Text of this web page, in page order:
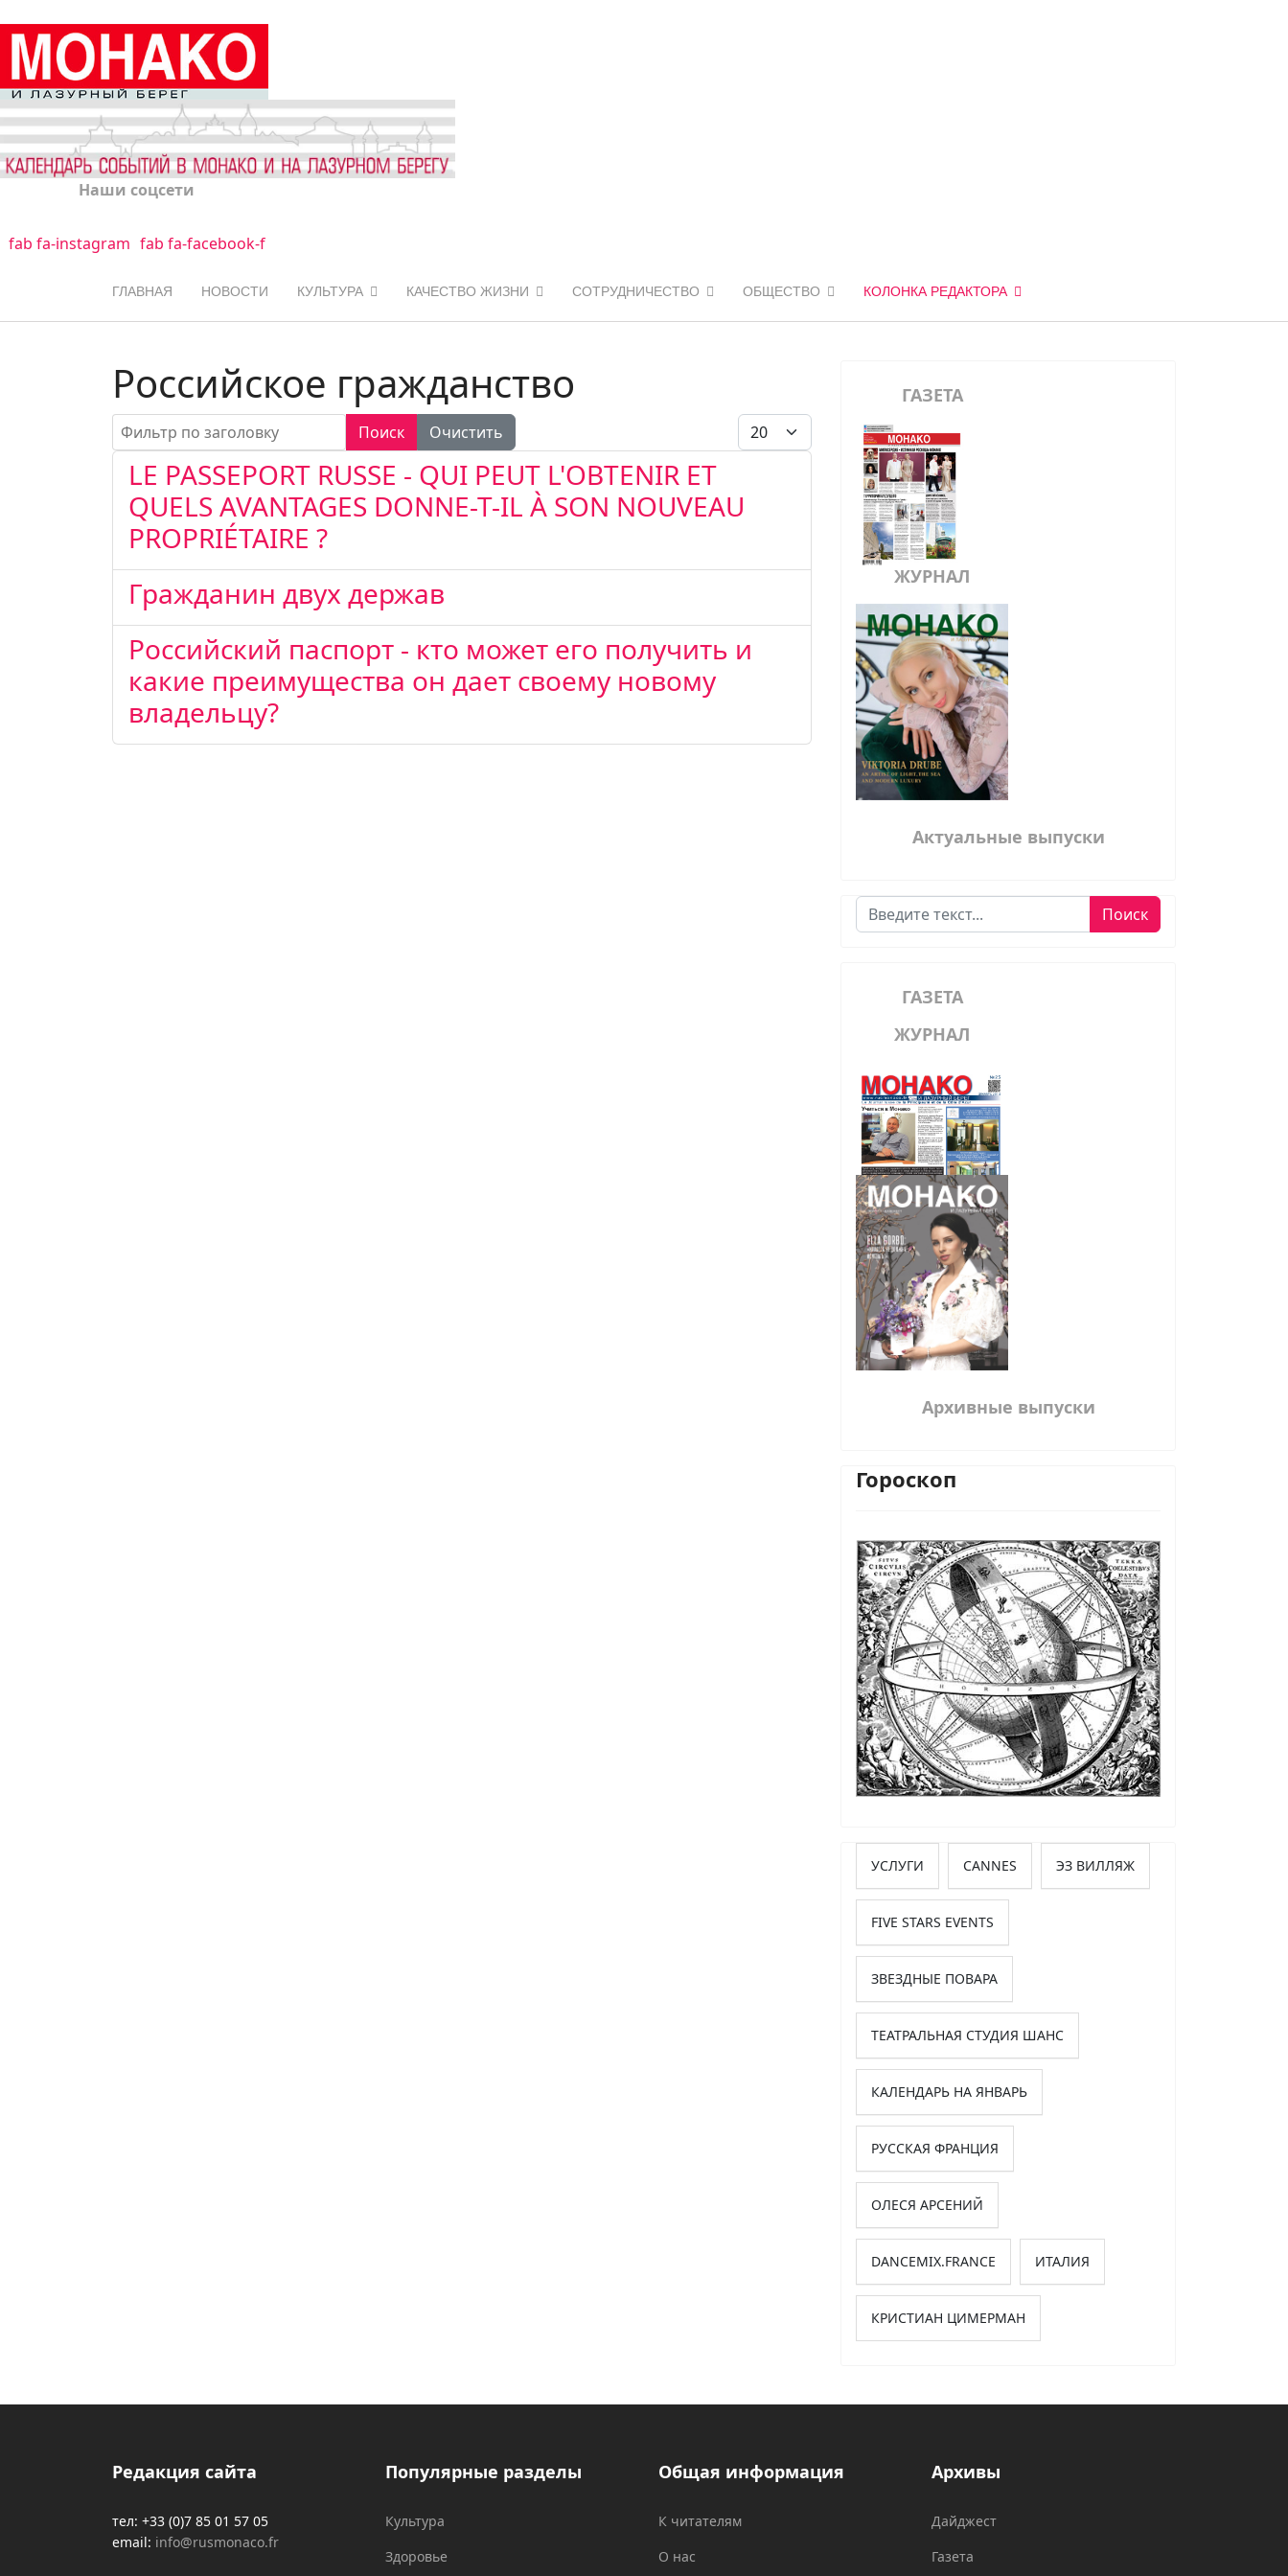
Наши соцсети
fab fa-instagram fab fa-facebook-f
ГЛАВНАЯ НОВОСТИ КУЛЬТУРА КАЧЕСТВО ЖИЗНИ СОТРУДНИЧЕСТВО ОБЩЕСТВО КОЛОНКА РЕДАКТОРА
Российское гражданство
Фильтр по заголовку Поиск Очистить Кол-во строк:
LE PASSEPORT RUSSE - QUI PEUT L'OBTENIR ET
QUELS AVANTAGES DONNE-T-IL À SON NOUVEAU
PROPRIÉTAIRE ?
Гражданин двух держав
Российский паспорт - кто может его получить и
какие преимущества он дает своему новому
владельцу?
ГАЗЕТА
ЖУРНАЛ
Актуальные выпуски
Поиск Поиск
ГАЗЕТА
ЖУРНАЛ
Архивные выпуски
Гороскоп
УСЛУГИ CANNES ЭЗ ВИЛЛЯЖ
FIVE STARS EVENTS
ЗВЕЗДНЫЕ ПОВАРА
ТЕАТРАЛЬНАЯ СТУДИЯ ШАНС
КАЛЕНДАРЬ НА ЯНВАРЬ
РУССКАЯ ФРАНЦИЯ
ОЛЕСЯ АРСЕНИЙ
DANCEMIX.FRANCE ИТАЛИЯ
КРИСТИАН ЦИМЕРМАН
Редакция сайта
тел: +33 (0)7 85 01 57 05
email: info@rusmonaco.fr
Популярные разделы
Культура
Здоровье
Общая информация
К читателям
О нас
Архивы
Дайджест
Газета